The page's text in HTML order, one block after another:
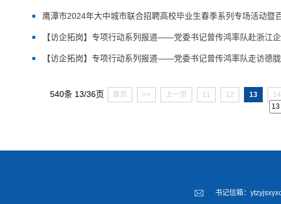
鹰潭市2024年大中城市联合招聘高校毕业生春季系列专场活动
【访企拓岗】专项行动系列报道——党委书记曾传鸿率队赴浙江
【访企拓岗】专项行动系列报道——党委书记曾传鸿率队走访德
540条 13/36页 首页 << 上一页 11 12 13 14
书记信箱：